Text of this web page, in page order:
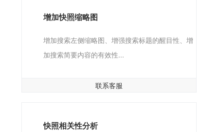
增加快照缩略图
增加搜索左侧缩略图、增强搜索标题的醒目性、增
加搜索简要内容的有效性...
联系客服
快照相关性分析